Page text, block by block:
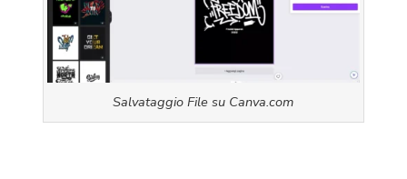
Salvataggio File su Canva.com